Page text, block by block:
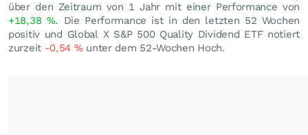
über den Zeitraum von 1 Jahr mit einer Performance von
+18,38 %. Die Performance ist in den letzten 52 Wochen
positiv und Global X S&P 500 Quality Dividend ETF notiert
zurzeit -0,54 %unter dem 52-Wochen Hoch.